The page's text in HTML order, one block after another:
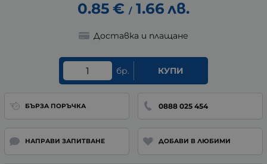
0.85 € / 1.66 лв.
Доставка и плащане
бр. КУПИ
БЪРЗА ПОРЪЧКА 0888 025 454
НАПРАВИ ЗАПИТВАНЕ ДОБАВИ В ЛЮБИМИ